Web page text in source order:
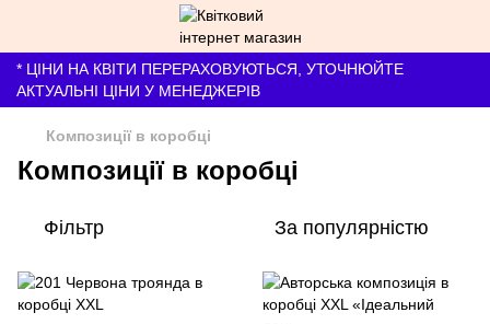
* ЦІНИ НА КВІТИ ПЕРЕРАХОВУЮТЬСЯ, УТОЧНЮЙТЕ
АКТУАЛЬНІ ЦІНИ У МЕНЕДЖЕРІВ
Композиції в коробці
Композиції в коробці
Фільтр За популярністю